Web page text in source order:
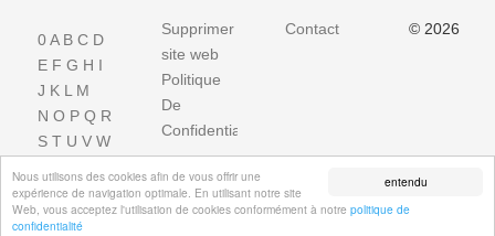
entendu
Nous utilisons des cookies afin de vous offrir une
expérience de navigation optimale. En utilisant notre site
Web, vous acceptez l'utilisation de cookies conformément à notre politique de
confidentialité
0A B C D
E F G H I
J K L M
N O P Q R
S T U V W
Supprimer
site web
Politique
De
Confidentialite
Contact © 2026